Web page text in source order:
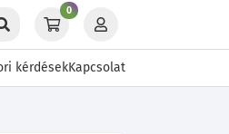
0
kérdésekKapcsolat